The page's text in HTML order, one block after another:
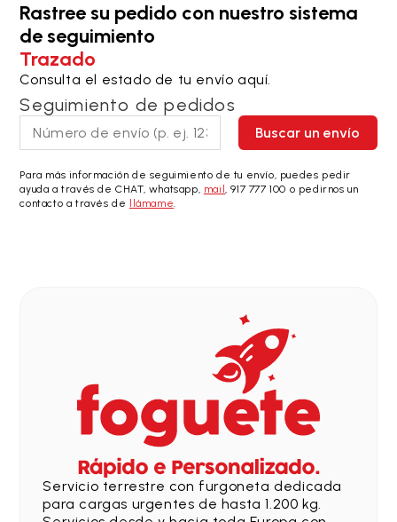
Rastree su pedido con nuestro sistema
de seguimiento
Trazado
Consulta el estado de tu envío aquí.
Seguimiento de pedidos
Buscar un envío
Para más información de seguimiento de tu envío, puedes pedir
ayuda a través de CHAT, whatsapp, mail, 917 777 100 o pedirnos un
contacto a través de
llámame.
Servicio terrestre con furgoneta dedicada
para cargas urgentes de hasta 1.200 kg.